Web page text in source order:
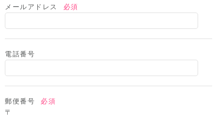
メールアドレス 必須
電話番号
郵便番号
必須
〒